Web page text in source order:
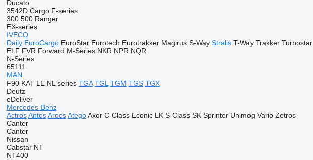
Ducato
3542D Cargo F-series
300 500 Ranger
EX-series
IVECO
Daily EuroCargo EuroStar Eurotech Eurotrakker Magirus S-Way Stralis T-Way Trakker Turbostar
ELF FVR Forward M-Series NKR NPR NQR
N-Series
65111
MAN
F90 KAT LE NL series TGA TGL TGM TGS TGX
Deutz
eDeliver
Mercedes-Benz
Actros Antos Arocs Atego Axor C-Class Econic LK S-Class SK Sprinter Unimog Vario Zetros
Canter
Canter
Nissan
Cabstar NT
NT400